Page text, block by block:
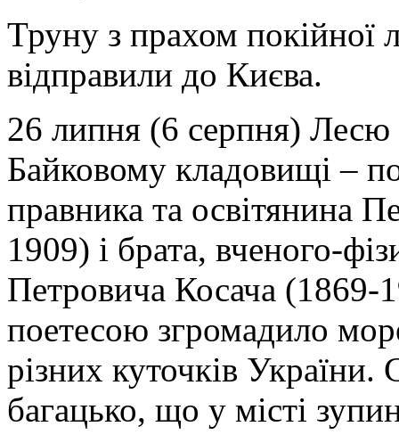
Труну з прахом покійної
відправили до Києва.
26 липня (6 серпня) Лесю
Байковому кладовищі –
правника та освітянина
1909) і брата, вченого-
Петровича Косача
поетесою згромадило
різних куточків України.
багацько, що у місті